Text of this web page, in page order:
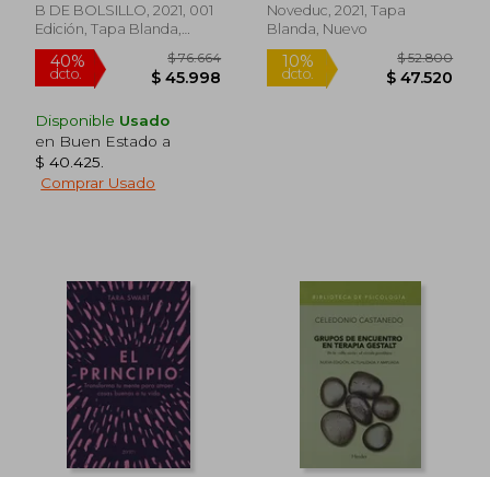
50%
dcto.
$ 163.797
$ 81.899
50%
dcto.
B DE BOLSILLO, 2021, 001
Edición, Tapa Blanda,
Nuevo
Disponible Usado
en Buen Estado a
$ 40.425
Comprar Usado
Noveduc, 2021, Tapa
Blanda, Nuevo